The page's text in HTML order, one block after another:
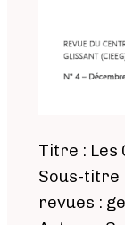
Titre : Les
Sous-titre
revues :